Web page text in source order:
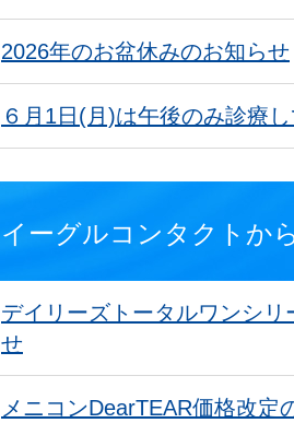
2026年のお盆休みのお知らせ
６月1日(月)は午後のみ診療
イーグルコンタクトか
デイリーズトータルワンシ
せ
メニコンDearTEAR価格改定